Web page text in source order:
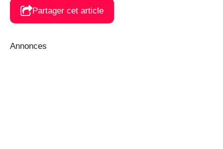
Partager cet article
Annonces